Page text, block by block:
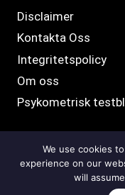
Disclaimer
Kontakta Oss
Integritetspolicy
Om oss
Psykometrisk
We use cookies
experience on our
will